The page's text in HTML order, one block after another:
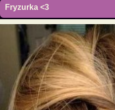
Fryzurka <3